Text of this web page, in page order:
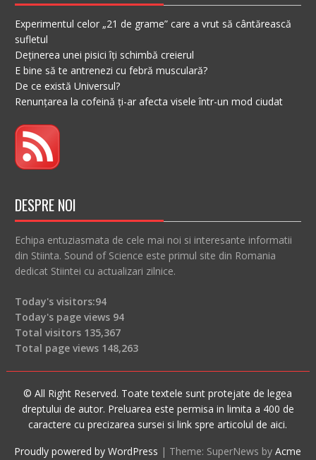
Experimentul celor „21 de grame” care a vrut să cântărească
sufletul
Deținerea unei pisici îți schimbă creierul
E bine să te antrenezi cu febră musculară?
De ce există Universul?
Renunțarea la cofeină ți-ar afecta visele într-un mod ciudat
DESPRE NOI
Echipa entuziasmata de cele mai noi si interesante informatii
din Stiinta. Sound of Science este primul site din Romania
dedicat Stiintei cu actualizari zilnice.
Today's visitors:94
Today's page views 94
Total visitors 135,367
Total page views 148,263
© All Right Reserved. Toate textele sunt protejate de legea
dreptului de autor. Preluarea este permisa in limita a 400 de
caractere cu precizarea sursei si link spre articolul de aici.
Proudly powered by WordPress | Theme: SuperNews byAcme